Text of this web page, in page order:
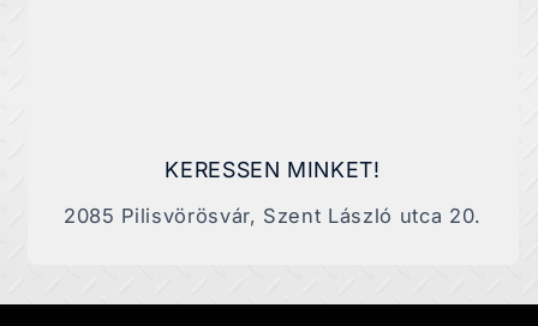
KERESSEN MINKET!
2085 Pilisvörösvár, Szent László utca 20.